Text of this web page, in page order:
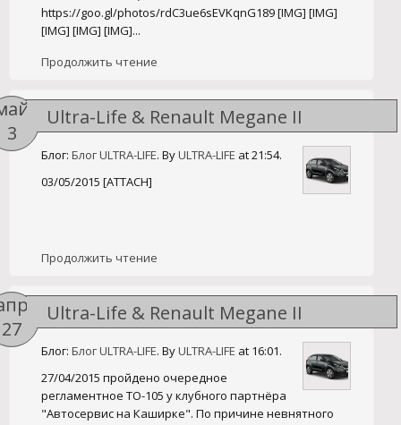
Продолжить чтение
https://goo.gl/photos/rdC3ue6sEVKqnG189 [IMG] [IMG]
[IMG] [IMG] [IMG]...
3
Ultra-Life & Renault Megane II
Блог: Блог ULTRA-LIFE. ByULTRA-LIFE at 21:54.
Продолжить чтение
03/05/2015 [ATTACH]
27
Ultra-Life & Renault Megane II
Блог: Блог ULTRA-LIFE. ByULTRA-LIFE at 16:01.
27/04/2015 пройдено очередное
регламентное ТО-105 у клубного партнёра
"Автосервис на Каширке". По причине невнятного